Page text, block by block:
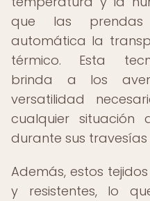
que las
automática la
térmico. Esta
brinda a los
versatilidad
cualquier situación
durante sus
Además, estos
y resistentes, lo